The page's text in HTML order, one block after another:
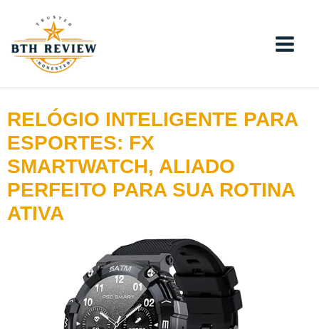
conteúdo
RELÓGIO INTELIGENTE PARA
ESPORTES: FX
SMARTWATCH, ALIADO
PERFEITO PARA SUA ROTINA
ATIVA